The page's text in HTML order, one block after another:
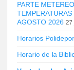
PARTE
AGOSTO 2026 27
Horarios
Horario de la